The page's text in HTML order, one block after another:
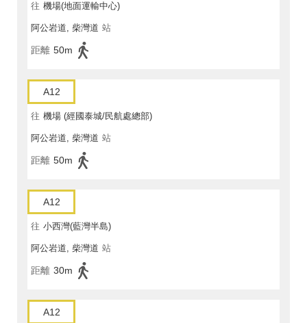
往 機場(地面運輸中心)
阿公岩道, 柴灣道 站
距離 50m
A12
往 機場 (經國泰城/民航處總部)
阿公岩道, 柴灣道 站
距離 50m
A12
往 小西灣(藍灣半島)
阿公岩道, 柴灣道 站
距離 30m
A12